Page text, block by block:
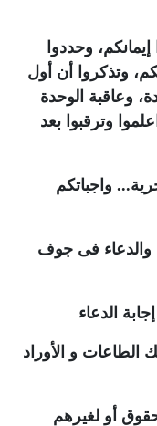
وحددوا
وتذكروا أن أول
وعاقبة الوحدة
وترقبوا بعد
واجباتكم
والدعاء فى جوف
الدعاء
الطاعات و الأوراد
أو لغيرهم